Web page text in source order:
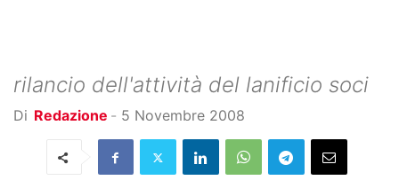
rilancio dell'attività del lanificio soci
Di Redazione - 5 Novembre 2008